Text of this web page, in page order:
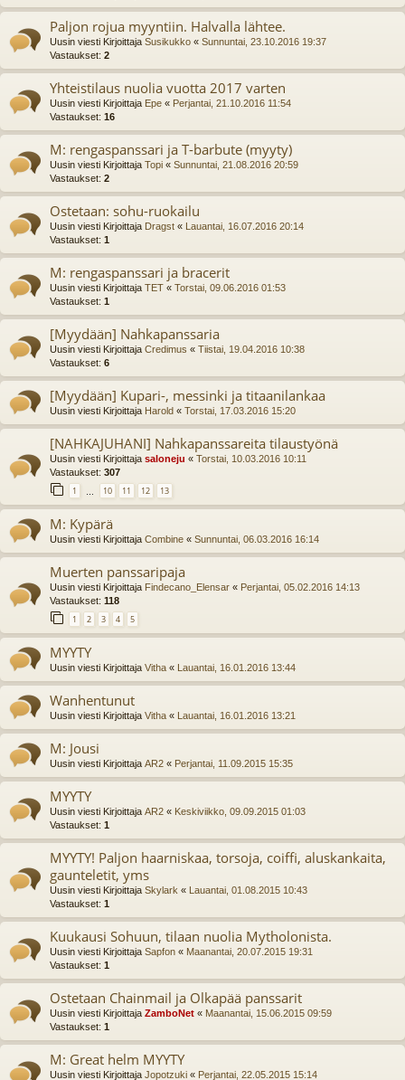
Paljon rojua myyntiin. Halvalla lähtee.
Uusin viesti Kirjoittaja Susikukko « Sunnuntai, 23.10.2016 19:37
Vastaukset: 2
Yhteistilaus nuolia vuotta 2017 varten
Uusin viesti Kirjoittaja Epe « Perjantai, 21.10.2016 11:54
Vastaukset: 16
M: rengaspanssari ja T-barbute (myyty)
Uusin viesti Kirjoittaja Topi « Sunnuntai, 21.08.2016 20:59
Vastaukset: 2
Ostetaan: sohu-ruokailu
Uusin viesti Kirjoittaja Dragst « Lauantai, 16.07.2016 20:14
Vastaukset: 1
M: rengaspanssari ja bracerit
Uusin viesti Kirjoittaja TET « Torstai, 09.06.2016 01:53
Vastaukset: 1
[Myydään] Nahkapanssaria
Uusin viesti Kirjoittaja Credimus « Tiistai, 19.04.2016 10:38
Vastaukset: 6
[Myydään] Kupari-, messinki ja titaanilankaa
Uusin viesti Kirjoittaja Harold « Torstai, 17.03.2016 15:20
[NAHKAJUHANI] Nahkapanssareita tilaustyönä
Uusin viesti Kirjoittaja saloneju « Torstai, 10.03.2016 10:11
Vastaukset: 307
1 10 11 12 13
M: Kypärä
Uusin viesti Kirjoittaja Combine « Sunnuntai, 06.03.2016 16:14
Muerten panssaripaja
Uusin viesti Kirjoittaja Findecano_Elensar « Perjantai, 05.02.2016 14:13
Vastaukset: 118
1 2 3 4 5
MYYTY
Uusin viesti Kirjoittaja Vitha « Lauantai, 16.01.2016 13:44
Wanhentunut
Uusin viesti Kirjoittaja Vitha « Lauantai, 16.01.2016 13:21
M: Jousi
Uusin viesti Kirjoittaja AR2 « Perjantai, 11.09.2015 15:35
MYYTY
Uusin viesti Kirjoittaja AR2 « Keskiviikko, 09.09.2015 01:03
Vastaukset: 1
MYYTY! Paljon haarniskaa, torsoja, coiffi, aluskankaita,
gaunteletit, yms
Uusin viesti Kirjoittaja Skylark « Lauantai, 01.08.2015 10:43
Vastaukset: 1
Kuukausi Sohuun, tilaan nuolia Mytholonista.
Uusin viesti Kirjoittaja Sapfon « Maanantai, 20.07.2015 19:31
Vastaukset: 1
Ostetaan Chainmail ja Olkapää panssarit
Uusin viesti Kirjoittaja ZamboNet « Maanantai, 15.06.2015 09:59
Vastaukset: 1
M: Great helm MYYTY
Uusin viesti Kirjoittaja Jopotzuki « Perjantai, 22.05.2015 15:14